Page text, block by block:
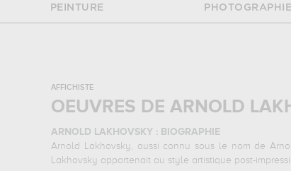
PEINTURE PHOTOGRAPHIE
AFFICHISTE
OEUVRES DE ARNOLD
ARNOLD LAKHOVSKY : BIOGRAPHIE
Arnold Lakhovsky, aussi connu sous le nom de
Lakhovsky appartenait au style artistique post-